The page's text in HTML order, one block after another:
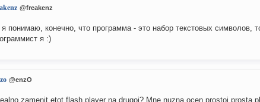
@freakenz
я понимаю, конечно, что программа - это набор текстовых символов,
я :)
@enzO
zamenit etot flash player na drugoi? Mne nuzna ocen prostoi prosta